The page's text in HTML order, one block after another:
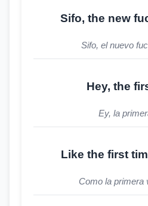
Sifo, the new
Sifo, el nuevo
Hey, the
Ey, la
Like the first
Como la primera